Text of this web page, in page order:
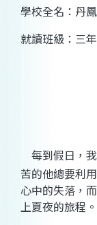
學校全名：丹
就讀班級：三
每到假日，
苦的他總要利
心中的失落，
上夏夜的旅程。